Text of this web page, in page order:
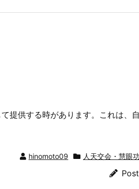
提供する時があります。これは、
hinomoto09 人天交会・慧眼功